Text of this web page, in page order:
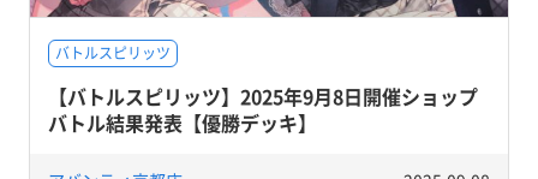
バトルスピリッツ
【バトルスピリッツ】2025年9月8日開催ショップ
バトル結果発表【優勝デッキ】